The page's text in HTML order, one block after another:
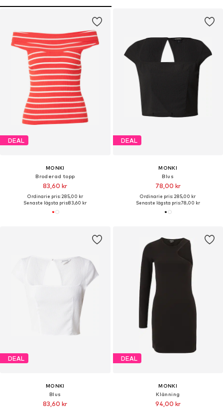
DEAL
MONKI
Broderad topp
83,60 kr
Ordinarie pris: 285,00 kr
Senaste lägsta pris:83,60 kr
DEAL
MONKI
Blus
78,00 kr
Ordinarie pris: 285,00 kr
Senaste lägsta pris:78,00 kr
DEAL
MONKI
Blus
83,60 kr
DEAL
MONKI
Klänning
94,00 kr